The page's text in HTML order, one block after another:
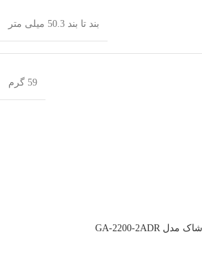
بند تا بند 50.3 میلی متر
59 گرم